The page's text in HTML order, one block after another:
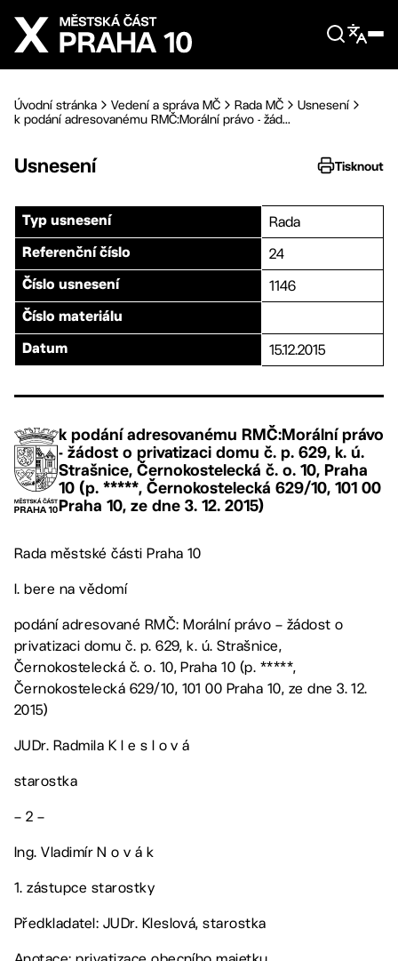
Přejít na hlavní obsah
Úvodní stránka Vedení a správa MČ Rada MČ
Usnesení
k podání adresovanému RMČ:Morální právo - žád...
Usnesení Tisknout
Typ usnesení Rada
Referenční číslo 24
Číslo usnesení 1146
Číslo materiálu
Datum 15.12.2015
k podání adresovanému RMČ:Morální právo
- žádost o privatizaci domu č. p. 629, k. ú.
Strašnice, Černokostelecká č. o. 10, Praha
10 (p. *****, Černokostelecká 629/10, 101 00
Praha 10, ze dne 3. 12. 2015)
Rada městské části Praha 10
I. bere na vědomí
podání adresované RMČ: Morální právo – žádost o
privatizaci domu č. p. 629, k. ú. Strašnice,
Černokostelecká č. o. 10, Praha 10 (p. *****,
Černokostelecká 629/10, 101 00 Praha 10, ze dne 3. 12.
2015)
JUDr. Radmila K l e s l o v á
starostka
– 2 –
Ing. Vladimír N o v á k
1. zástupce starostky
Předkladatel: JUDr. Kleslová, starostka